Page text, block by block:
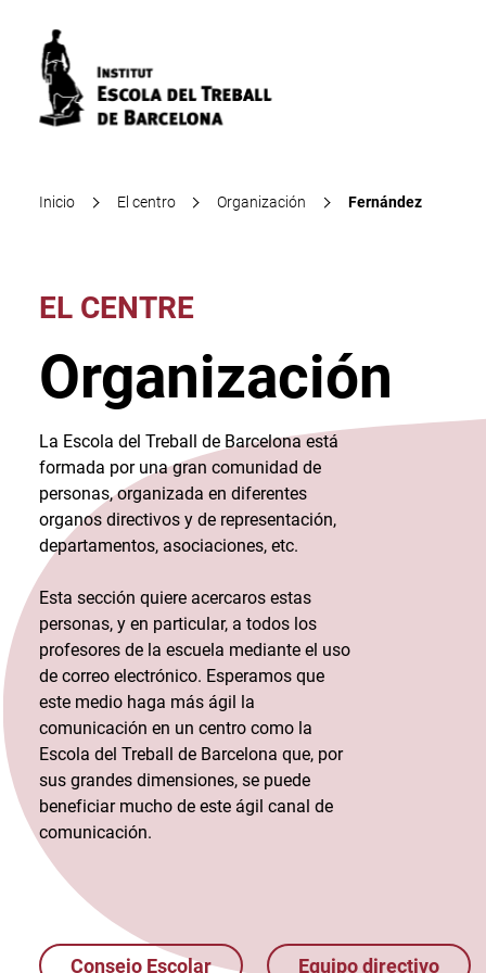
Inicio El centro Organización Fernández
EL CENTRE
Organización
La Escola del Treball de Barcelona está
formada por una gran comunidad de
personas, organizada en diferentes
organos directivos y de representación,
departamentos, asociaciones, etc.
Esta sección quiere acercaros estas
personas, y en particular, a todos los
profesores de la escuela mediante el uso
de correo electrónico. Esperamos que
este medio haga más ágil la
comunicación en un centro como la
Escola del Treball de Barcelona que, por
sus grandes dimensiones, se puede
beneficiar mucho de este ágil canal de
comunicación.
Consejo Escolar Equipo directivo